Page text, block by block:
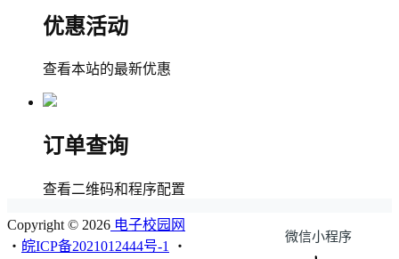
优惠活动
查看本站的最新优惠
订单查询
查看二维码和程序配置
微信小程序
Copyright © 2026 电子校园网
・ 皖ICP备2021012444号-1 ・